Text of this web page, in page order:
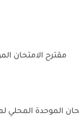
مقترح الامتحان